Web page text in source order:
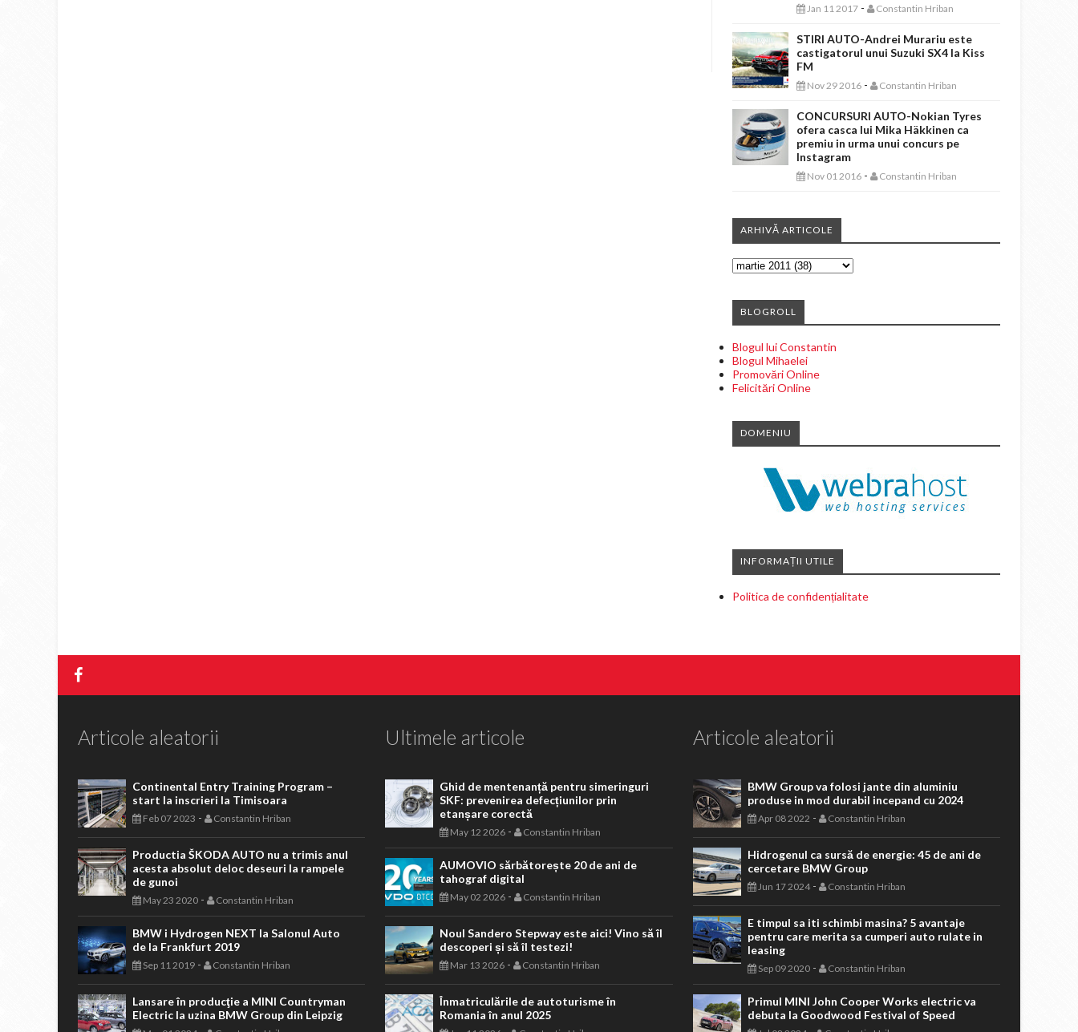
Jan 11 2017 - Constantin Hriban
STIRI AUTO-Andrei Murariu este
castigatorul unui Suzuki SX4 la Kiss
FM
Nov 29 2016 - Constantin Hriban
CONCURSURI AUTO-Nokian Tyres
ofera casca lui Mika Häkkinen ca
premiu in urma unui concurs pe
Instagram
Nov 01 2016 - Constantin Hriban
ARHIVĂ ARTICOLE
BLOGROLL
Blogul lui Constantin
Blogul Mihaelei
Promovări Online
Felicitări Online
DOMENIU
INFORMAȚII UTILE
Politica de confidențialitate
Articole aleatorii
Continental Entry Training Program –
start la inscrieri la Timisoara
Feb 07 2023 - Constantin Hriban
Productia ŠKODA AUTO nu a trimis anul
acesta absolut deloc deseuri la rampele
de gunoi
May 23 2020 - Constantin Hriban
BMW i Hydrogen NEXT la Salonul Auto
de la Frankfurt 2019
Sep 11 2019 - Constantin Hriban
Lansare în producţie a MINI Countryman
Electric la uzina BMW Group din Leipzig
Ultimele articole
Ghid de mentenanță pentru simeringuri
SKF: prevenirea defecțiunilor prin
etanșare corectă
May 12 2026 - Constantin Hriban
AUMOVIO sărbătorește 20 de ani de
tahograf digital
May 02 2026 - Constantin Hriban
Noul Sandero Stepway este aici! Vino să îl
descoperi și să îl testezi!
Mar 13 2026 - Constantin Hriban
Înmatriculările de autoturisme în
Romania în anul 2025
Articole aleatorii
BMW Group va folosi jante din aluminiu
produse in mod durabil incepand cu 2024
Apr 08 2022 - Constantin Hriban
Hidrogenul ca sursă de energie: 45 de ani de
cercetare BMW Group
Jun 17 2024- Constantin Hriban
E timpul sa iti schimbi masina? 5 avantaje
pentru care merita sa cumperi auto rulate in
leasing
Sep 09 2020- Constantin Hriban
Primul MINI John Cooper Works electric va
debuta la Goodwood Festival of Speed